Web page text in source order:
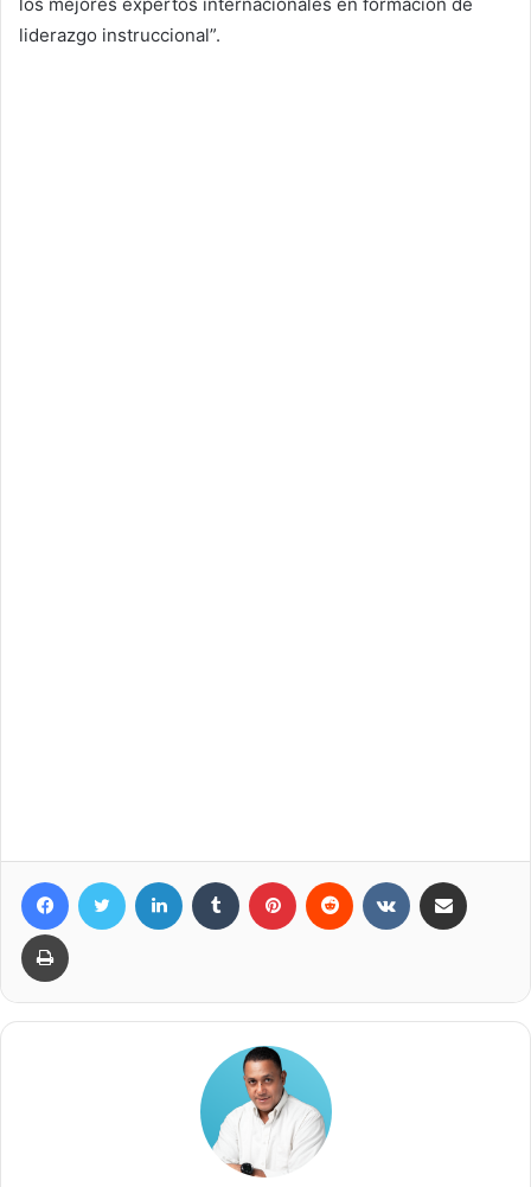
liderazgo instruccional”.
FacebookTwitter LinkedIn Tumblr Pinterest Reddit VKontakte
Imprimir